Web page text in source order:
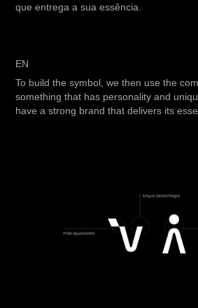
que entrega a sua essência.
EN
To build the symbol, we then use the
something that has personality and
have a strong brand that delivers its